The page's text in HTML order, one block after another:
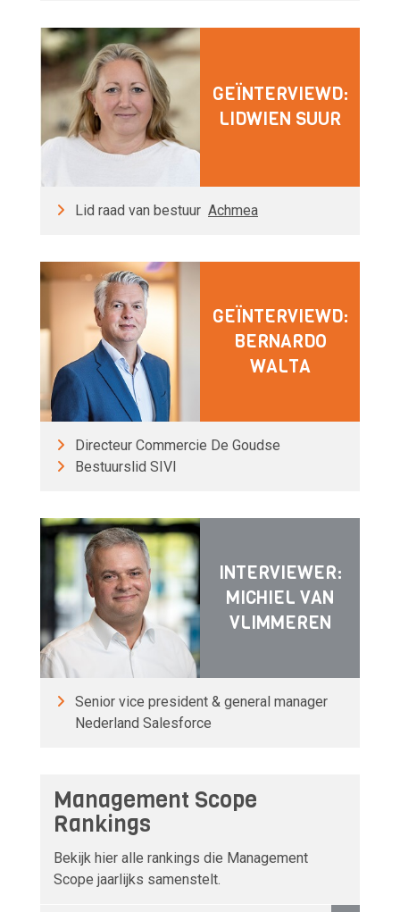
GEÏNTERVIEWD:
LIDWIEN SUUR
Lid raad van bestuur Achmea
GEÏNTERVIEWD:
BERNARDO
WALTA
Directeur Commercie De Goudse
Bestuurslid SIVI
INTERVIEWER:
MICHIEL VAN
VLIMMEREN
Senior vice president & general manager
Nederland Salesforce
Management Scope
Rankings
Bekijk hier alle rankings die Management
Scope jaarlijks samenstelt.